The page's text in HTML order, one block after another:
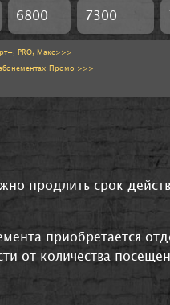
6800 7300
PRO, Макс>>>
Промо >>>
продлить срок
приобретается
от количества